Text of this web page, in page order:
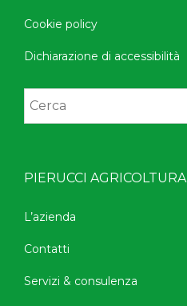
Cookie policy
Dichiarazione di accessibilità
PIERUCCI AGRICOLTURA
L’azienda
Contatti
Servizi & consulenza